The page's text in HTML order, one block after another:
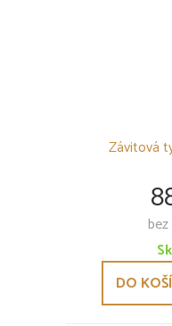
Závitová
DO